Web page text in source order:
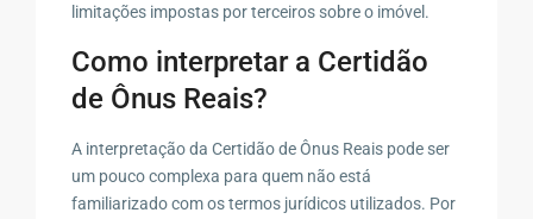
limitações impostas por terceiros sobre o imóvel.
Como interpretar a Certidão
de Ônus Reais?
A interpretação da Certidão de Ônus Reais pode ser
um pouco complexa para quem não está
familiarizado com os termos jurídicos utilizados. Por